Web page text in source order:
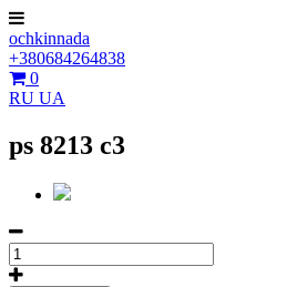
ochkinnada
+380684264838
0
RU UA
ps 8213 c3